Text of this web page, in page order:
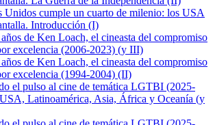
Unidos cumple un cuarto de milenio: los USA
Introducción (I)
de Ken Loach, el cineasta del compromiso
excelencia (2006-2023) (y III)
de Ken Loach, el cineasta del compromiso
excelencia (1994-2004) (II)
el pulso al cine de temática LGTBI (2025-
Latinoamérica, Asia, África y Oceanía (y